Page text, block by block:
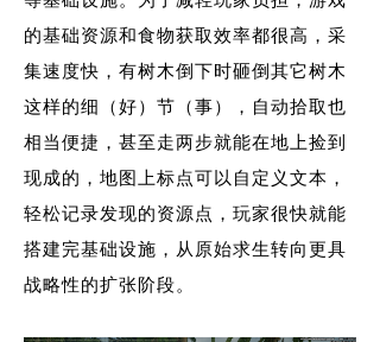
的基础资源和食物获取效率都很高，采
集速度快，有树木倒下时砸倒其它树木
这样的细（好）节（事），自动拾取也
相当便捷，甚至走两步就能在地上捡到
现成的，地图上标点可以自定义文本，
轻松记录发现的资源点，玩家很快就能
搭建完基础设施，从原始求生转向更具
战略性的扩张阶段。